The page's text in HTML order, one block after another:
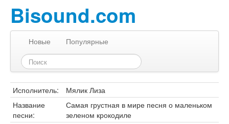
Bisound.com
Новые Популярные
Исполнитель:
Мялик Лиза
Название
песни:
Самая грустная в мире песня о маленьком
зеленом крокодиле